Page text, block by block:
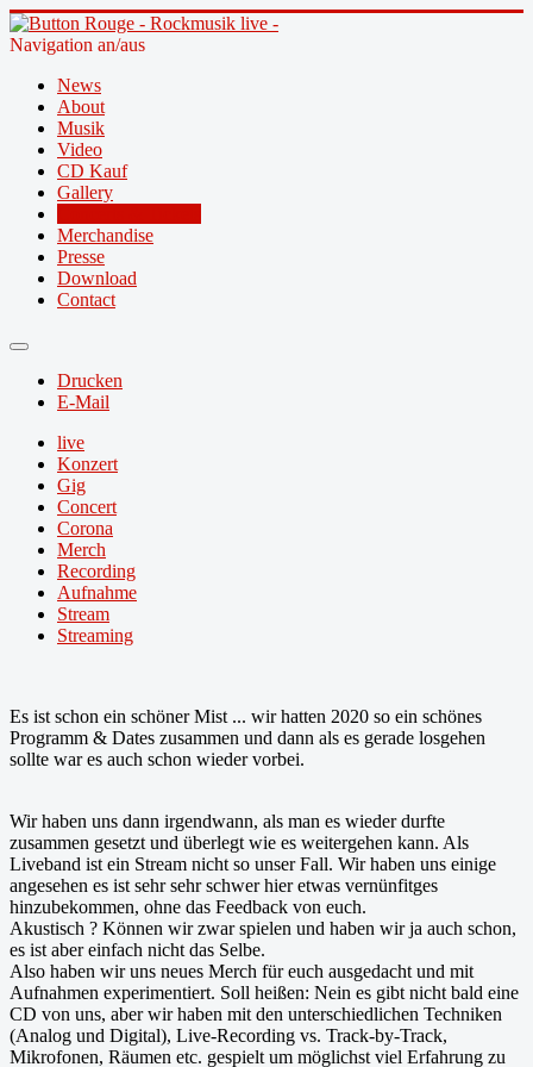
Navigation an/aus
News
About
Musik
Video
CD Kauf
Gallery
Merchandise
Presse
Download
Contact
Drucken
E-Mail
live
Konzert
Gig
Concert
Corona
Merch
Recording
Aufnahme
Stream
Streaming
Es ist schon ein schöner Mist ... wir hatten 2020 so ein schönes
Programm & Dates zusammen und dann als es gerade losgehen
sollte war es auch schon wieder vorbei.
Wir haben uns dann irgendwann, als man es wieder durfte
zusammen gesetzt und überlegt wie es weitergehen kann. Als
Liveband ist ein Stream nicht so unser Fall. Wir haben uns einige
angesehen es ist sehr sehr schwer hier etwas vernünfitges
hinzubekommen, ohne das Feedback von euch.
Akustisch ? Können wir zwar spielen und haben wir ja auch schon,
es ist aber einfach nicht das Selbe.
Also haben wir uns neues Merch für euch ausgedacht und mit
Aufnahmen experimentiert. Soll heißen: Nein es gibt nicht bald eine
CD von uns, aber wir haben mit den unterschiedlichen Techniken
(Analog und Digital), Live-Recording vs. Track-by-Track,
Mikrofonen, Räumen etc. gespielt um möglichst viel Erfahrung zu